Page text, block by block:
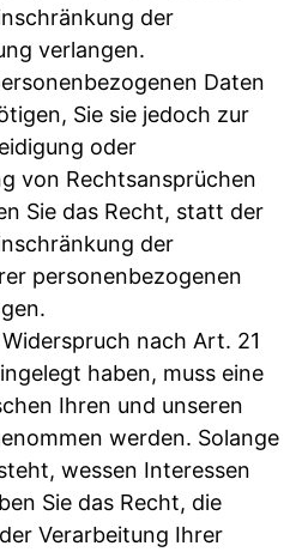
der
verlangen.
Daten
Sie sie jedoch zur
oder
von Rechtsansprüchen
Sie das Recht, statt der
der
personenbezogenen
nach Art. 21
haben, muss eine
Ihren und unseren
werden. Solange
wessen Interessen
Sie das Recht, die
Verarbeitung Ihrer